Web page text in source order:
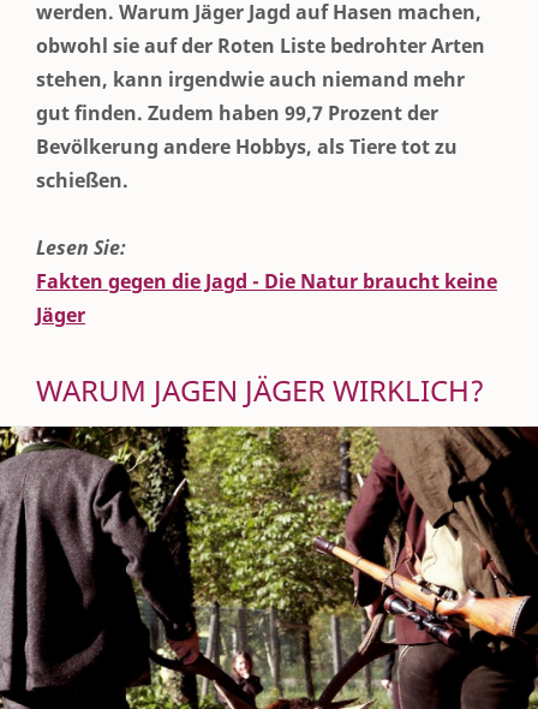
werden. Warum Jäger Jagd auf Hasen machen,
obwohl sie auf der Roten Liste bedrohter Arten
stehen, kann irgendwie auch niemand mehr
gut finden. Zudem haben 99,7 Prozent der
Bevölkerung andere Hobbys, als Tiere tot zu
schießen.
Lesen Sie:
Fakten gegen die Jagd - Die Natur braucht keine
Jäger
WARUM JAGEN JÄGER WIRKLICH?